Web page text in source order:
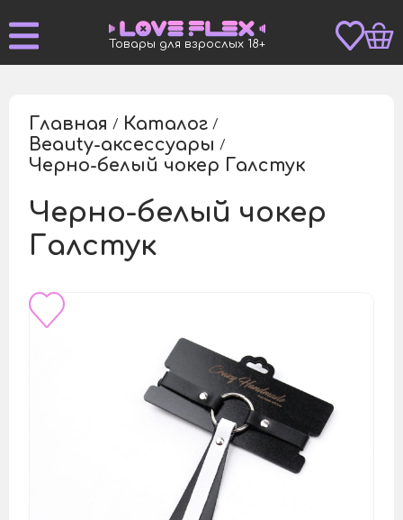
Товары для взрослых 18+
Главная / Каталог /
Beauty-аксессуары /
Черно-белый чокер Галстук
Черно-белый чокер
Галстук